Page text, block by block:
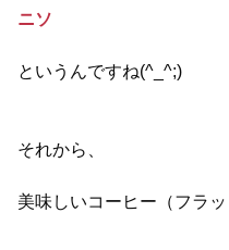
ニソ
というんですね(^_^;)
それから、
美味しいコーヒー（フラ